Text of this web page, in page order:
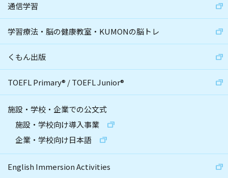
通信学習
学習療法・脳の健康教室・KUMONの脳トレ
くもん出版
TOEFL Primary® /TOEFL Junior®
施設・学校・企業での公文式
施設・学校向け導入事業
企業・学校向け日本語
English Immersion Activities